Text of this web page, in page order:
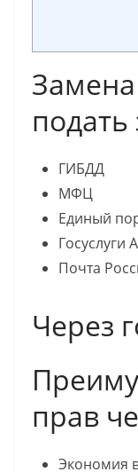
подать
ГИБДД
МФЦ
Единый
Госуслуги
Почта
Через
прав
Экономия